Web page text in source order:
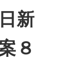
新
８